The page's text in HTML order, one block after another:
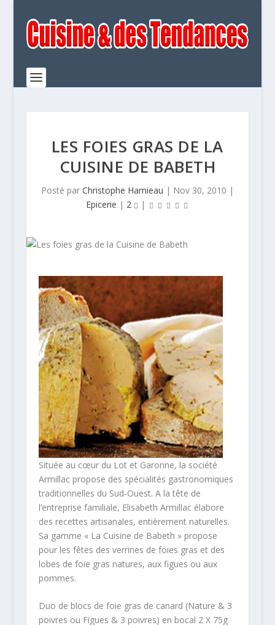
LES FOIES GRAS DE LA
CUISINE DE BABETH
Posté par Christophe Hamieau | Nov 30, 2010 |
Epicerie | 2 |
Située au cœur du Lot et Garonne, la société
Armillac propose des spécialités gastronomiques
traditionnelles du Sud-Ouest. A la tête de
l’entreprise familiale, Elisabeth Armillac élabore
des recettes artisanales, entièrement naturelles.
Sa gamme « La Cuisine de Babeth » propose
pour les fêtes des verrines de foies gras et des
lobes de foie gras natures, aux figues ou aux
pommes.
Duo de blocs de foie gras de canard (Nature & 3
poivres ou Figues & 3 poivres) en bocal 2 X 75g